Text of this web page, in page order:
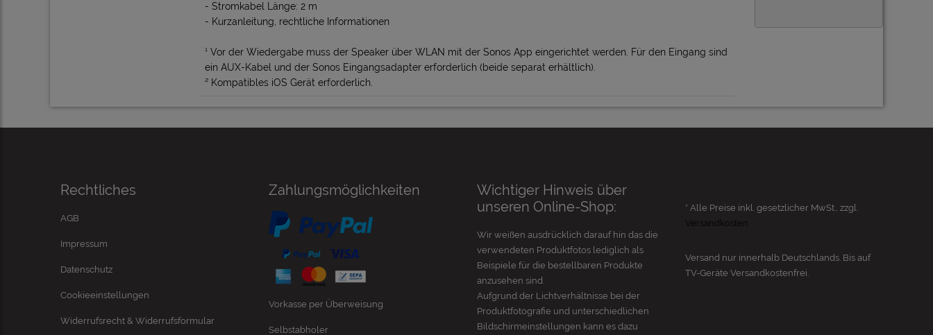
- Stromkabel Länge: 2 m
- Kurzanleitung, rechtliche Informationen
¹ Vor der Wiedergabe muss der Speaker über WLAN mit der Sonos App eingerichtet werden. Für den Eingang sind
ein AUX-Kabel und der Sonos Eingangsadapter erforderlich (beide separat erhältlich).
² Kompatibles iOS Gerät erforderlich.
Rechtliches
AGB
Impressum
Datenschutz
Cookieeinstellungen
Widerrufsrecht & Widerrufsformular
Zahlungsmöglichkeiten
Vorkasse per Überweisung
Selbstabholer
Wichtiger Hinweis über
unseren Online-Shop:
Wir weißen ausdrücklich darauf hin das die
verwendeten Produktfotos lediglich als
Beispiele für die bestellbaren Produkte
anzusehen sind.
Aufgrund der Lichtverhältnisse bei der
Produktfotografie und unterschiedlichen
Bildschirmeinstellungen kann es dazu
* Alle Preise inkl. gesetzlicher MwSt., zzgl.
Versandkosten
Versand nur innerhalb Deutschlands. Bis auf
TV-Geräte Versandkostenfrei.